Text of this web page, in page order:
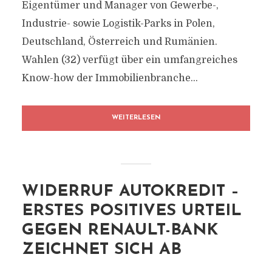
Eigentümer und Manager von Gewerbe-,
Industrie- sowie Logistik-Parks in Polen,
Deutschland, Österreich und Rumänien.
Wahlen (32) verfügt über ein umfangreiches
Know-how der Immobilienbranche...
WEITERLESEN
WIDERRUF AUTOKREDIT –
ERSTES POSITIVES URTEIL
GEGEN RENAULT-BANK
ZEICHNET SICH AB